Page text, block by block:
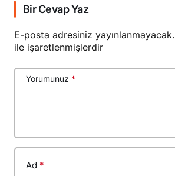
Bir Cevap Yaz
E-posta adresiniz yayınlanmayacak.
ile işaretlenmişlerdir
Yorumunuz *
Ad *